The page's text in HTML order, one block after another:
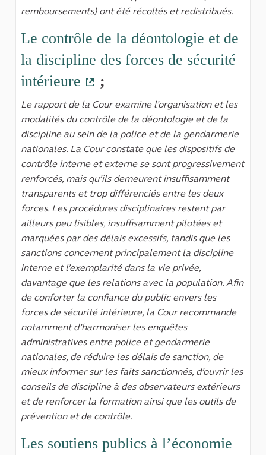
remboursements) ont été récoltés et redistribués.
Le contrôle de la déontologie et de
la discipline des forces de sécurité
intérieure
(Lien externe)
;
Le rapport de la Cour examine l’organisation et les
modalités du contrôle de la déontologie et de la
discipline au sein de la police et de la gendarmerie
nationales. La Cour constate que les dispositifs de
contrôle interne et externe se sont progressivement
renforcés, mais qu’ils demeurent insuffisamment
transparents et trop différenciés entre les deux
forces. Les procédures disciplinaires restent par
ailleurs peu lisibles, insuffisamment pilotées et
marquées par des délais excessifs, tandis que les
sanctions concernent principalement la discipline
interne et l’exemplarité dans la vie privée,
davantage que les relations avec la population. Afin
de conforter la confiance du public envers les
forces de sécurité intérieure, la Cour recommande
notamment d’harmoniser les enquêtes
administratives entre police et gendarmerie
nationales, de réduire les délais de sanction, de
mieux informer sur les faits sanctionnés, d’ouvrir les
conseils de discipline à des observateurs extérieurs
et de renforcer la formation ainsi que les outils de
prévention et de contrôle.
Les soutiens publics à l’économie